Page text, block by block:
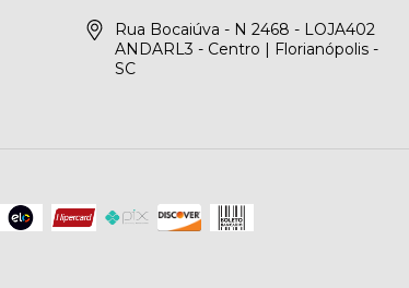
Rua Bocaiúva - N 2468 - LOJA402
ANDARL3 - Centro | Florianópolis -
SC